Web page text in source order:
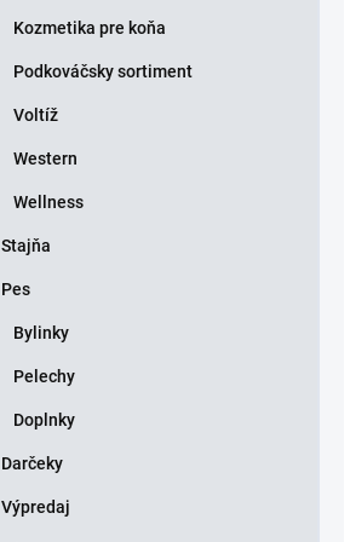
Kozmetika pre koňa
Podkováčsky sortiment
Voltíž
Western
Wellness
Stajňa
Pes
Bylinky
Pelechy
Doplnky
Darčeky
Výpredaj